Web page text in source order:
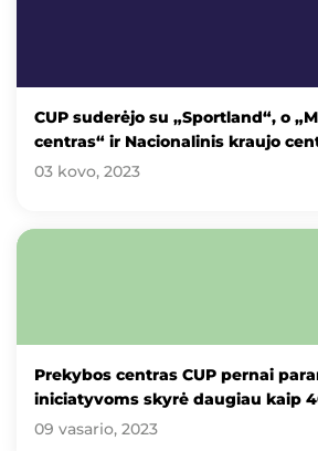
CUP suderėjo su „Sportland“, o
centras“ ir Nacionalinis kraujo
03 kovo, 2023
Prekybos centras CUP pernai
iniciatyvoms skyrė daugiau kaip
09 vasario, 2023